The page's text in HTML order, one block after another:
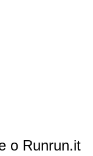
o Runrun.it